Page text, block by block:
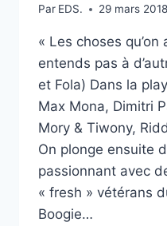
Par EDS. 29 mars 2018
« Les choses
entends pas à
et Fola) Dans la
Max Mona, Dimitri
Mory & Tiwony,
On plonge ensuite
passionnant avec
« fresh » vétérans
Boogie…